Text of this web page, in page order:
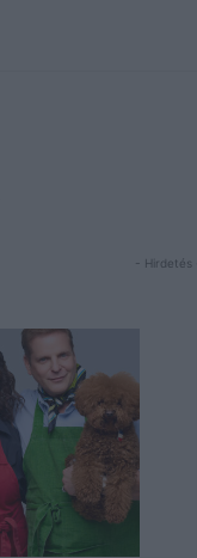
- Hirdetés -